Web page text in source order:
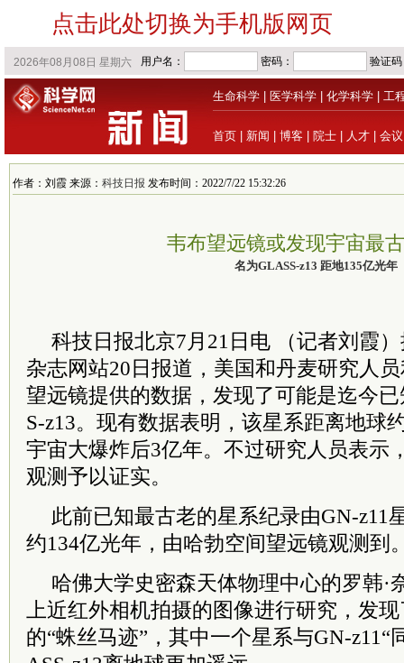
点击此处切换为手机版网页
生命科学 医学科学 化学科学 工
首页 新闻 博客 院士 人才 会议
作者：刘霞 来源： 科技日报 发布时间：2022/7/22 15:32:26
韦布望远镜或发现宇宙最
名为GLASS-z13 距地135亿光年
科技日报北京7月21日电 （记者刘霞
杂志网站20日报道，美国和丹麦研究人
望远镜提供的数据，发现了可能是迄今
S-z13。现有数据表明，该星系距离地球
宇宙大爆炸后3亿年。不过研究人员表示
观测予以证实。
此前已知最古老的星系纪录由GN-z11
约134亿光年，由哈勃空间望远镜观测到
哈佛大学史密森天体物理中心的罗韩·
上近红外相机拍摄的图像进行研究，发
的“蛛丝马迹”，其中一个星系与GN-z11“